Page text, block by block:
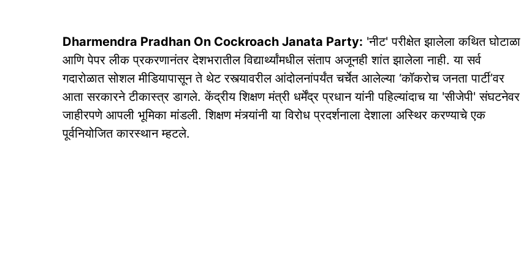
Dharmendra Pradhan On Cockroach Janata Party: 'नीट' परीक्षेत झालेला कथित घोटाळा
आणि पेपर लीक प्रकरणानंतर देशभरातील विद्यार्थ्यांमधील संताप अजूनही शांत झालेला नाही. या सर्व
गदारोळात सोशल मीडियापासून ते थेट रस्त्यावरील आंदोलनांपर्यंत चर्चेत आलेल्या ‘कॉकरोच जनता पार्टी’वर
आता सरकारने टीकास्त्र डागले. केंद्रीय शिक्षण मंत्री धर्मेंद्र प्रधान यांनी पहिल्यांदाच या 'सीजेपी' संघटनेवर
जाहीरपणे आपली भूमिका मांडली. शिक्षण मंत्र्यांनी या विरोध प्रदर्शनाला देशाला अस्थिर करण्याचे एक
पूर्वनियोजित कारस्थान म्हटले.